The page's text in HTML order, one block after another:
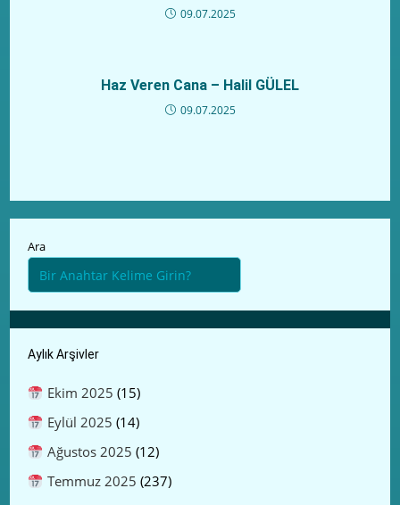
09.07.2025
Haz Veren Cana – Halil GÜLEL
09.07.2025
Ara
Aylık Arşivler
Ekim 2025 (15)
Eylül 2025 (14)
Ağustos 2025 (12)
Temmuz 2025 (237)